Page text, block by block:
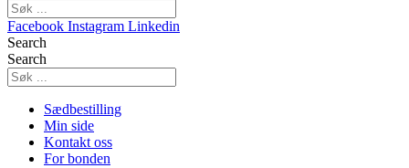
Facebook Instagram Linkedin
Search
Search
Sædbestilling
Min side
Kontakt oss
For bonden